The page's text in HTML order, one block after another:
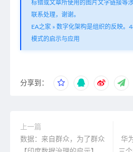
标错或文章所使用的图片文字链接等
联系处理，谢谢。
EA之家 » 数字化架构是组织的反映。
模式的启示与应用
分享到：
上一篇
数据：来自群众，为了群众
华